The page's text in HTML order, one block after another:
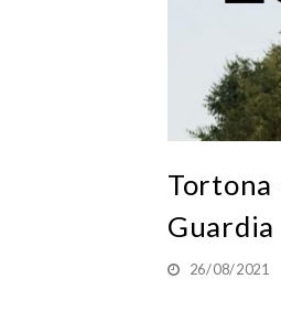
Tortona
Guardia
26/08/2021